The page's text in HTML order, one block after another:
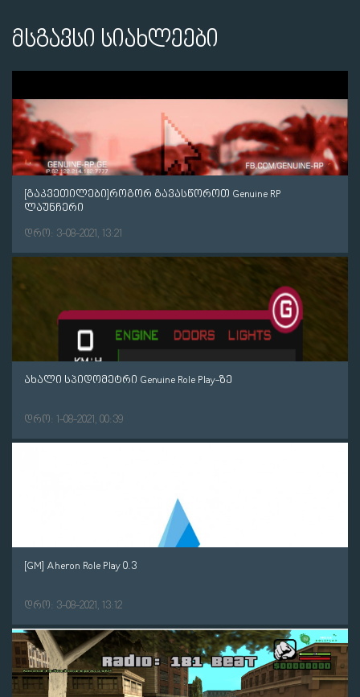
მსგავსი სიახლეები
[გაკვეთილები]როგორ გავასწოროთ Genuine RP
ლაუნჩერი
დრო: 3-08-2021, 13:21
ახალი სპიდომეტრი Genuine Role Play-ზე
დრო: 1-08-2021, 00:39
[GM] Aheron Role Play 0.3
დრო: 3-08-2021, 13:12